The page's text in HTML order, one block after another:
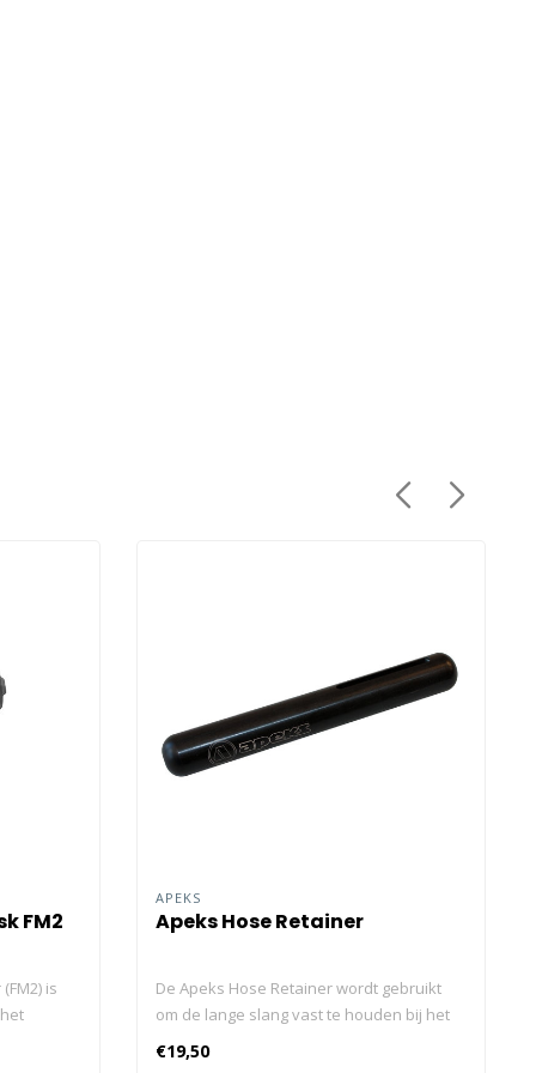
FM2
is
water,
APEKS
Apeks Hose Retainer
De Apeks Hose Retainer wordt gebruikt
om de lange slang vast te houden bij het
slang, zonder dat een buslamp nodig is
€19,50